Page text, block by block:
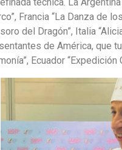
Francia “La Danza de
del Dragón”, Italia
de América, que
Ecuador “Expedición